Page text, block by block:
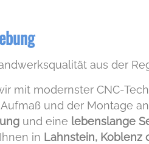
aus der
mit modernster CNC-
und der Montage
und eine lebenslange
in Lahnstein, Koblenz